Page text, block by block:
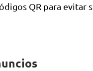
QR para evitar